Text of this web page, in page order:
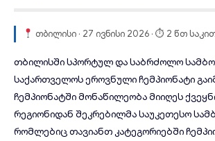
თბილისი · 27 ივნისი 2026 · ⏱ 2 წთ
თბილისში სპორტულ და საბრძოლო
საქართველოს ეროვნულიჩემპიონატი
ჩემპიონატში მონაწილეობა მიიღეს
რეგიონიდან შეკრებილმა საუკეთესო
რომლებიც თავიანთ კატეგორიებში